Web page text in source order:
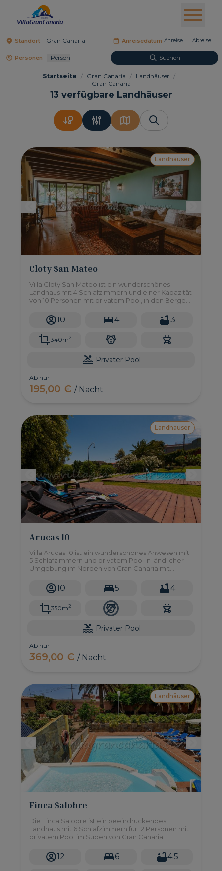
Standort Anreisedatum
Personen 1 Person Suchen
Startseite / Gran Canaria / Landhäuser /
Gran Canaria
13 verfügbare Landhäuser
Landhäuser
Cloty San Mateo
Villa Cloty San Mateo ist ein wunderschönes
Landhaus mit 4 Schlafzimmern und einer Kapazität
von 10 Personen mit privatem Pool, in den Bergen
10 4 3
340m2
Privater Pool
Ab nur
195,00 €/ Nacht
Landhäuser
Arucas 10
Villa Arucas 10 ist ein wunderschönes Anwesen mit
5 Schlafzimmern und privatem Pool in ländlicher
Umgebung im Norden von Gran Canaria mit
Sie benötigen, sowie atemberaubendem
Meerblick!
10 5 4
350m2
Privater Pool
Ab nur
369,00 €/ Nacht
Landhäuser
Finca Salobre
Die Finca Salobre ist ein beeindruckendes
Landhaus mit 6 Schlafzimmern für 12 Personen mit
privatem Pool im Süden von Gran Canaria.
12 6 4.5